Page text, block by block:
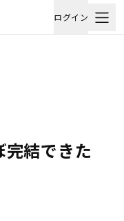
ログイン
結できた